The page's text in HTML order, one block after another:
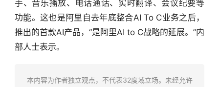
行
手、音乐播放、电话通话、实时翻译、会议纪要等
功能。这也是阿里自去年底整合AI To C业务之后，
推出的首款AI产品，“是阿里AI to C战略的延展。”内
部人士表示。
本内容为作者独立观点，不代表32度域立场。未经允许